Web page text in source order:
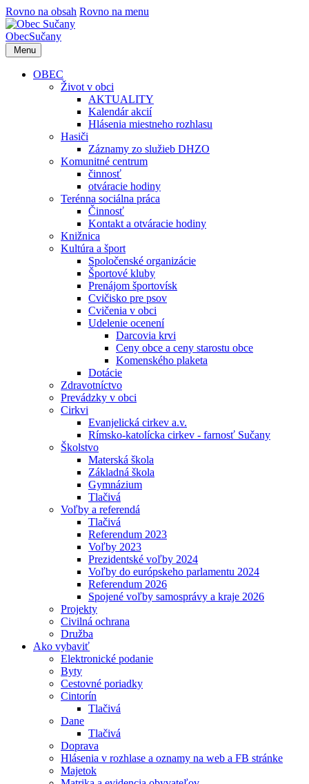
Rovno na obsah Rovno na menu
ObecSučany
Menu
OBEC
Život v obci
AKTUALITY
Kalendár akcií
Hlásenia miestneho rozhlasu
Hasiči
Záznamy zo služieb DHZO
Komunitné centrum
činnosť
otváracie hodiny
Terénna sociálna práca
Činnosť
Kontakt a otváracie hodiny
Knižnica
Kultúra a šport
Spoločenské organizácie
Športové kluby
Prenájom športovísk
Cvičisko pre psov
Cvičenia v obci
Udelenie ocenení
Darcovia krvi
Ceny obce a ceny starostu obce
Komenského plaketa
Dotácie
Zdravotníctvo
Prevádzky v obci
Cirkvi
Evanjelická cirkev a.v.
Rímsko-katolícka cirkev - farnosť Sučany
Školstvo
Materská škola
Základná škola
Gymnázium
Tlačivá
Voľby a referendá
Tlačivá
Referendum 2023
Voľby 2023
Prezidentské voľby 2024
Voľby do európskeho parlamentu 2024
Referendum 2026
Spojené voľby samosprávy a kraje 2026
Projekty
Civilná ochrana
Družba
Ako vybaviť
Elektronické podanie
Byty
Cestovné poriadky
Cintorín
Tlačivá
Dane
Tlačivá
Doprava
Hlásenia v rozhlase a oznamy na web a FB stránke
Majetok